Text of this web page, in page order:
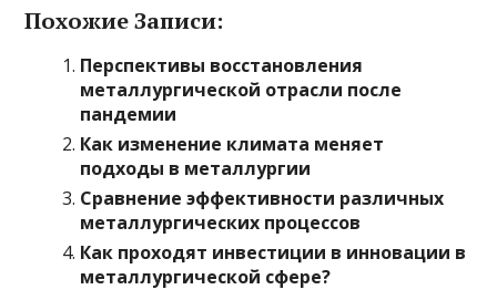
Похожие Записи:
Перспективы восстановления
металлургической отрасли после
пандемии
Как изменение климата меняет
подходы в металлургии
Сравнение эффективности различных
металлургических процессов
Как проходят инвестиции в инновации в
металлургической сфере?